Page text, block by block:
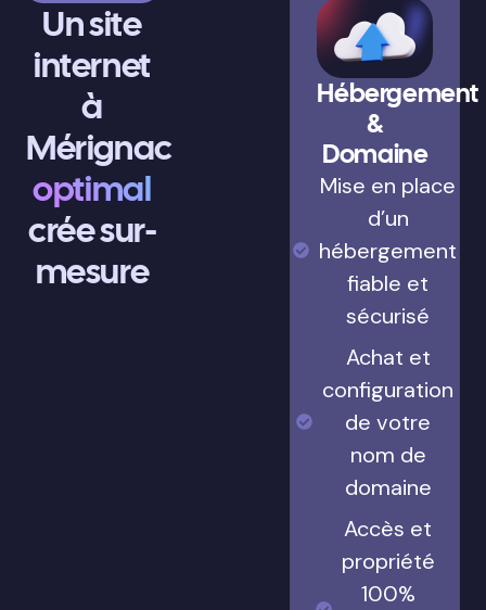
Un site
internet
à
Mérignac
optimal
crée sur-
mesure
Hébergement
&
Domaine
Mise en place
d’un
hébergement
fiable et
sécurisé
Achat et
configuration
de votre
nom de
domaine
Accès et
propriété
100%